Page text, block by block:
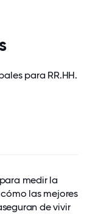
para RR.HH.
medir la
las mejores
de vivir